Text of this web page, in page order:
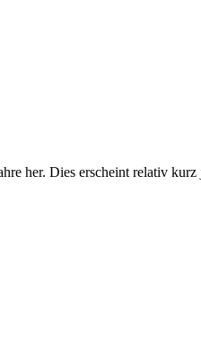
her. Dies erscheint relativ